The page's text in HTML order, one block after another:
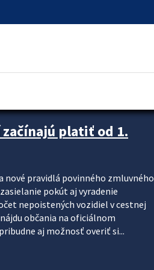
platiť od 1.
nové pravidlá povinného zmluvného
pokút aj vyradenie
nepoistených vozidiel v cestnej
občania na oficiálnom
aj možnosť overiť si...